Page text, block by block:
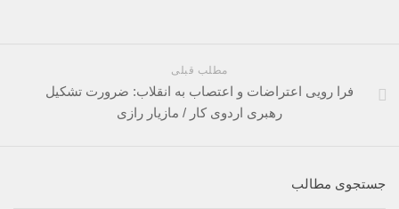
مطلب قبلی
فرا رویی اعتراضات و اعتصاب به انقلاب: ضرورت تشکیل
رهبری اردوی کار / مازیار رازی
جستجوی مطالب